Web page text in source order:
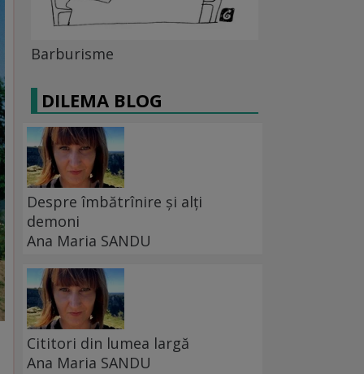
Barburisme
DILEMA BLOG
Despre îmbătrînire și alți
demoni
Ana Maria SANDU
Cititori din lumea largă
Ana Maria SANDU